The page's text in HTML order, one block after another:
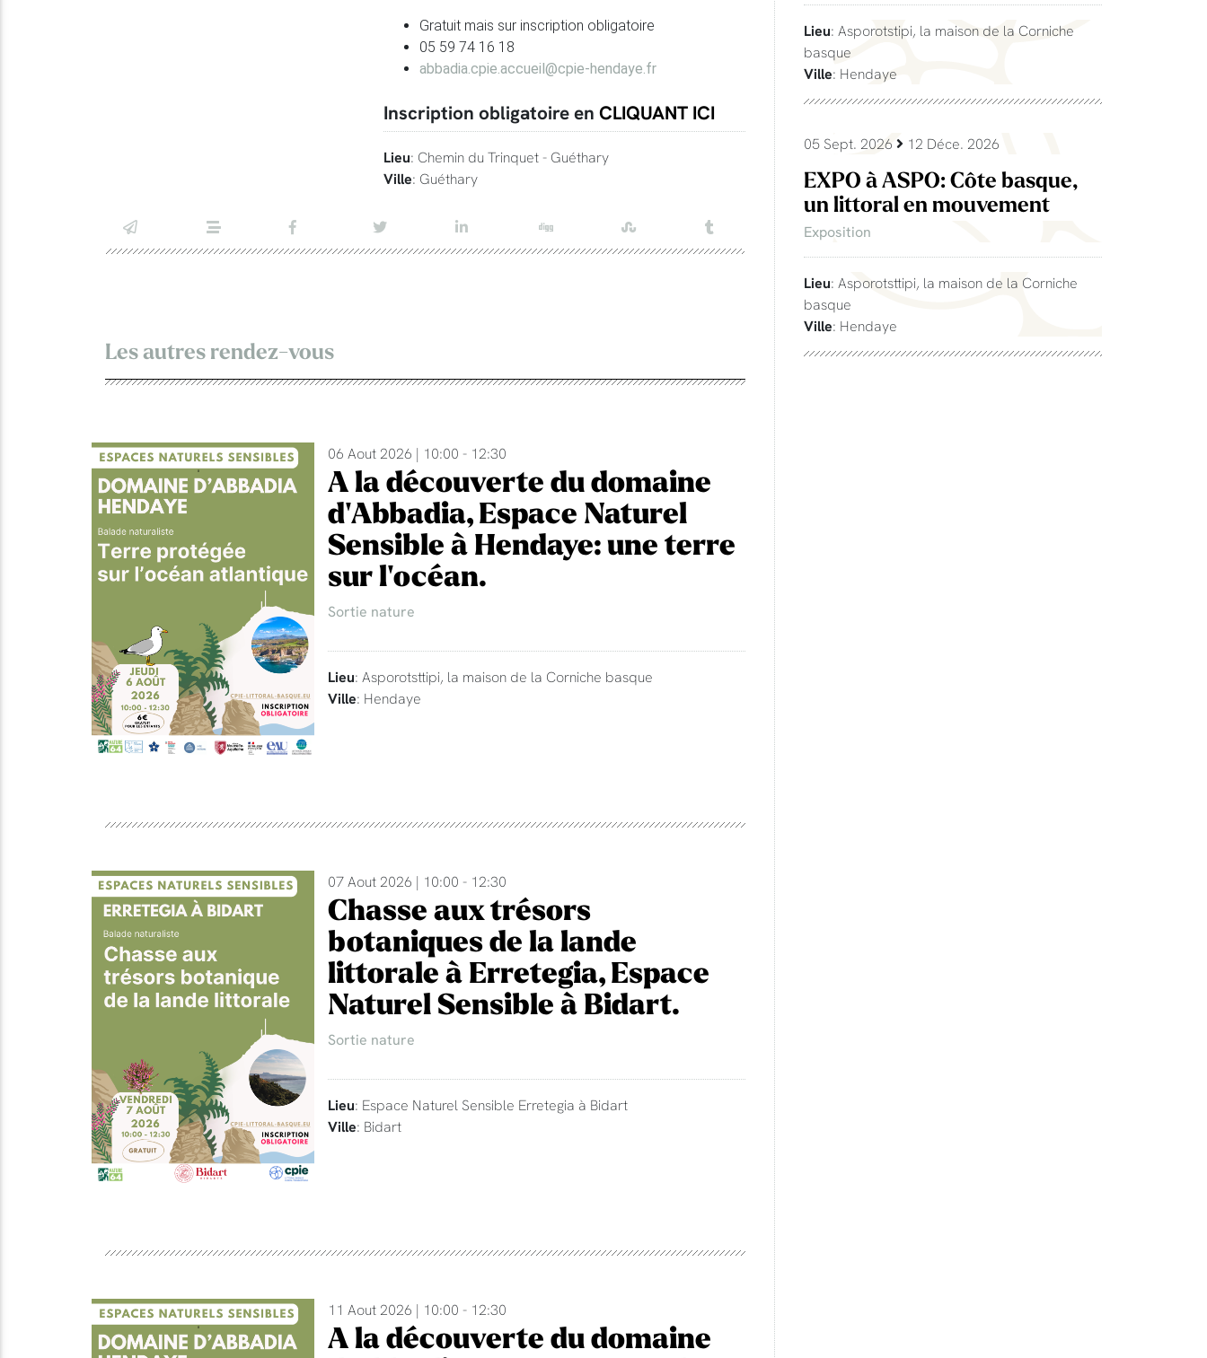
Gratuit mais sur inscription obligatoire
05 59 74 16 18
abbadia.cpie.accueil@cpie-hendaye.fr
Inscription obligatoire en CLIQUANT ICI
Lieu: Chemin du Trinquet - Guéthary
Ville: Guéthary
Les autres rendez-vous
06 Aout 2026 | 10:00 - 12:30
A la découverte du domaine
d'Abbadia, Espace Naturel
Sensible à Hendaye: une terre
sur l'océan.
Sortie nature
Lieu: Asporotsttipi, la maison de la Corniche basque
Ville: Hendaye
07 Aout 2026 | 10:00 - 12:30
Chasse aux trésors
botaniques de la lande
littorale à Erretegia, Espace
Naturel Sensible à Bidart.
Sortie nature
Lieu: Espace Naturel Sensible Erretegia à Bidart
Ville: Bidart
11 Aout 2026 | 10:00 - 12:30
A la découverte du domaine
Lieu: Asporotstipi, la maison de la Corniche
basque
Ville: Hendaye
05 Sept. 2026 12 Déce. 2026
EXPO à ASPO: Côte basque,
un littoral en mouvement
Exposition
Lieu: Asporotsttipi, la maison de la Corniche
basque
Ville: Hendaye